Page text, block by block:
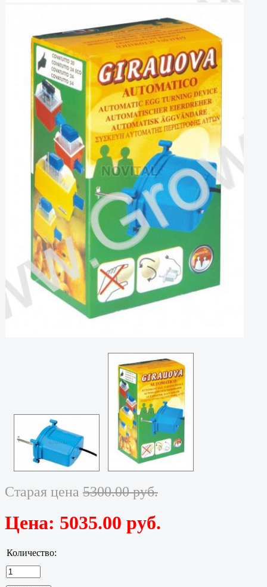
Старая цена 5300.00 руб.
Цена: 5035.00 руб.
Количество: